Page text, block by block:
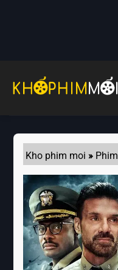
Kho phim moi » Phim